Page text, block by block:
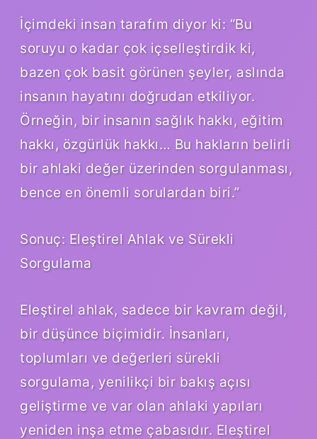
İçimdeki insan tarafım diyor ki: “Bu
soruyu o kadar çok içselleştirdik ki,
bazen çok basit görünen şeyler, aslında
insanın hayatını doğrudan etkiliyor.
Örneğin, bir insanın sağlık hakkı, eğitim
hakkı, özgürlük hakkı… Bu hakların belirli
bir ahlaki değer üzerinden sorgulanması,
bence en önemli sorulardan biri.”
Sonuç: Eleştirel Ahlak ve Sürekli
Sorgulama
Eleştirel ahlak, sadece bir kavram değil,
bir düşünce biçimidir. İnsanları,
toplumları ve değerleri sürekli
sorgulama, yenilikçi bir bakış açısı
geliştirme ve var olan ahlaki yapıları
yeniden inşa etme çabasıdır. Eleştirel